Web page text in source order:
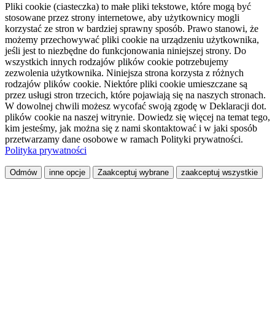
Pliki cookie (ciasteczka) to małe pliki tekstowe, które mogą być
stosowane przez strony internetowe, aby użytkownicy mogli
korzystać ze stron w bardziej sprawny sposób. Prawo stanowi, że
możemy przechowywać pliki cookie na urządzeniu użytkownika,
jeśli jest to niezbędne do funkcjonowania niniejszej strony. Do
wszystkich innych rodzajów plików cookie potrzebujemy
zezwolenia użytkownika. Niniejsza strona korzysta z różnych
rodzajów plików cookie. Niektóre pliki cookie umieszczane są
przez usługi stron trzecich, które pojawiają się na naszych stronach.
W dowolnej chwili możesz wycofać swoją zgodę w Deklaracji dot.
plików cookie na naszej witrynie. Dowiedz się więcej na temat tego,
kim jesteśmy, jak można się z nami skontaktować i w jaki sposób
przetwarzamy dane osobowe w ramach Polityki prywatności.
Polityka prywatności
Odmów inne opcje Zaakceptuj wybrane zaakceptuj wszystkie